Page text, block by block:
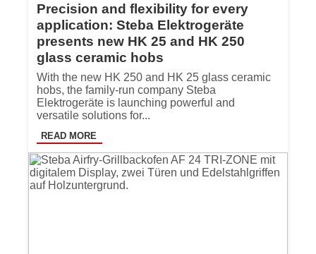
Precision and flexibility for every
application: Steba Elektrogeräte
presents new HK 25 and HK 250
glass ceramic hobs
With the new HK 250 and HK 25 glass ceramic
hobs, the family-run company Steba
Elektrogeräte is launching powerful and
versatile solutions for...
READ MORE